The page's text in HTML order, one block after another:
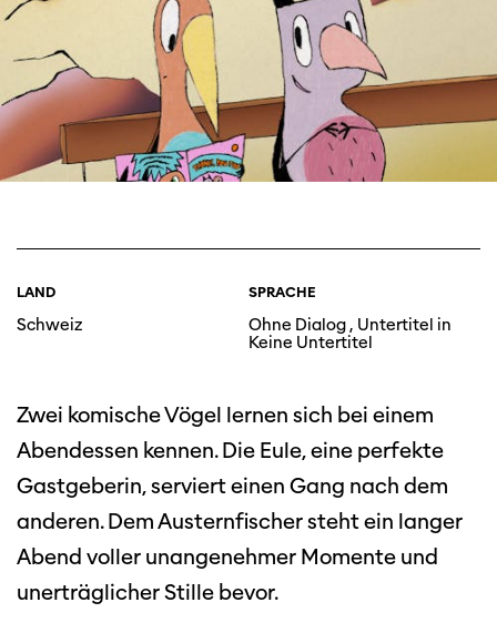
LAND
Schweiz
SPRACHE
Ohne Dialog , Untertitel in
Keine Untertitel
Zwei komische Vögel lernen sich bei einem
Abendessen kennen. Die Eule, eine perfekte
Gastgeberin, serviert einen Gang nach dem
anderen. Dem Austernfischer steht ein langer
Abend voller unangenehmer Momente und
unerträglicher Stille bevor.